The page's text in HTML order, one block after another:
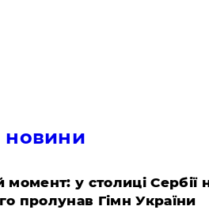
новини
момент: у столиці Сербії
пролунав Гімн України